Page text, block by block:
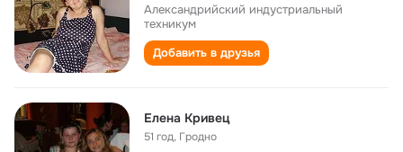
Александрийский индустриальный
техникум
Добавить в друзья
Елена Кривец
51 год, Гродно